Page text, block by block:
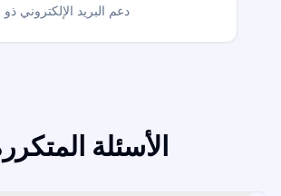
دعم البريد الإلكتروني ذو
الأسئلة